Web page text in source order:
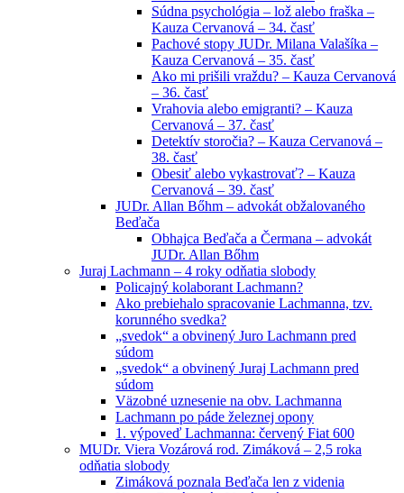
Súdna psychológia – lož alebo fraška –
Kauza Cervanová – 34. časť
Pachové stopy JUDr. Milana Valašíka –
Kauza Cervanová – 35. časť
Ako mi prišili vraždu? – Kauza Cervanová
– 36. časť
Vrahovia alebo emigranti? – Kauza
Cervanová – 37. časť
Detektív storočia? – Kauza Cervanová –
38. časť
Obesiť alebo vykastrovať? – Kauza
Cervanová – 39. časť
JUDr. Allan Bőhm – advokát obžalovaného
Beďača
Obhajca Beďača a Čermana – advokát
JUDr. Allan Bőhm
Juraj Lachmann – 4 roky odňatia slobody
Policajný kolaborant Lachmann?
Ako prebiehalo spracovanie Lachmanna, tzv.
korunného svedka?
„svedok“ a obvinený Juro Lachmann pred
súdom
„svedok“ a obvinený Juraj Lachmann pred
súdom
Väzobné uznesenie na obv. Lachmanna
Lachmann po páde železnej opony
1. výpoveď Lachmanna: červený Fiat 600
MUDr. Viera Vozárová rod. Zimáková – 2,5 roka
odňatia slobody
Zimáková poznala Beďača len z videnia